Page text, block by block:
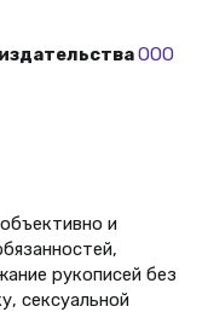
издательстваООО
и
рукописей без
сексуальной